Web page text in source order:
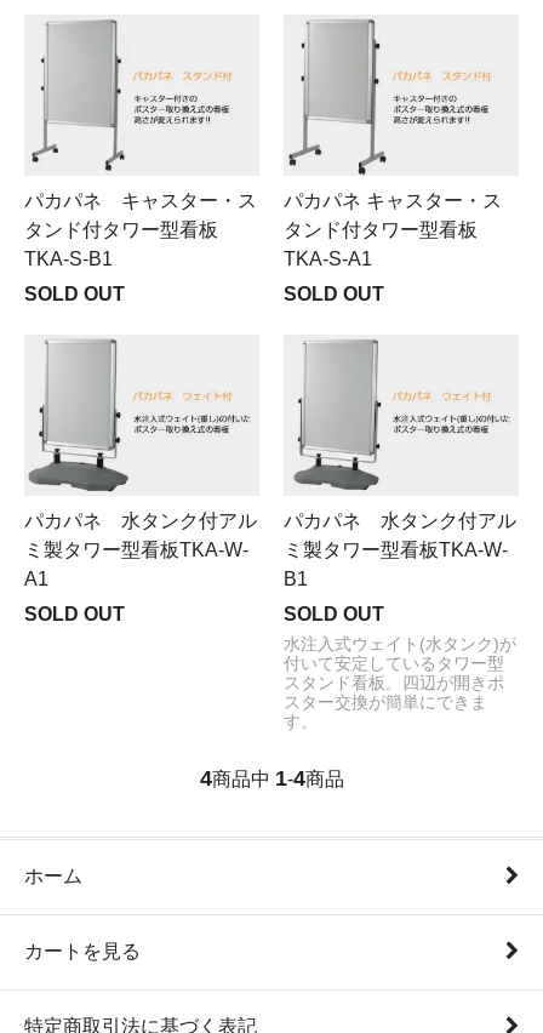
パカパネ キャスター・ス
タンド付タワー型看板
TKA-S-B1
SOLD OUT
パカパネ キャスター・ス
タンド付タワー型看板
TKA-S-A1
SOLD OUT
パカパネ 水タンク付アル
ミ製タワー型看板TKA-W-
A1
SOLD OUT
パカパネ 水タンク付アル
ミ製タワー型看板TKA-W-
B1
SOLD OUT
水注入式ウェイト(水タンク)が
付いて安定しているタワー型
スタンド看板。四辺が開きポ
スター交換が簡単にできま
す。
4商品中 1-4商品
ホーム
カートを見る
特定商取引法に基づく表記